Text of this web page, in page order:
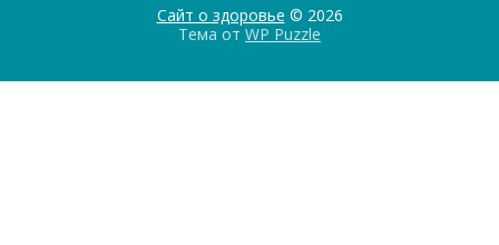
Сайт о здоровье © 2026
Тема от WP Puzzle